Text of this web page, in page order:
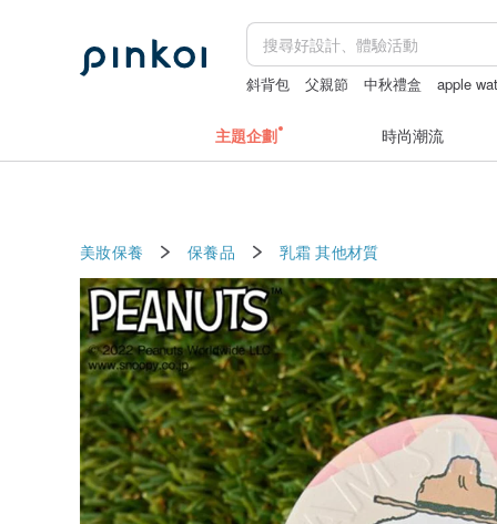
斜背包 父親節 中秋禮盒 apple
主題企劃 時尚潮流
美妝保養 保養品 乳霜 其他材質